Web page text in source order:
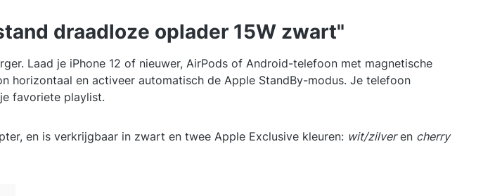
draadloze oplader 15W zwart"
Laad je iPhone 12 of nieuwer, AirPods of Android-telefoon met magnetische
horizontaal en activeer automatisch de Apple StandBy-modus. Je telefoon
favoriete playlist.
en is verkrijgbaar in zwart en twee Apple Exclusive kleuren: wit/zilver en cherry